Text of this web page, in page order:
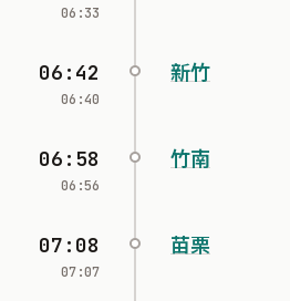
06:33
06:42
06:40
新竹
06:58
06:56
竹南
07:08
07:07
苗栗